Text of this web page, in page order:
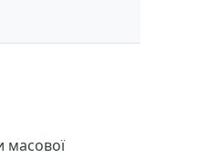
масової